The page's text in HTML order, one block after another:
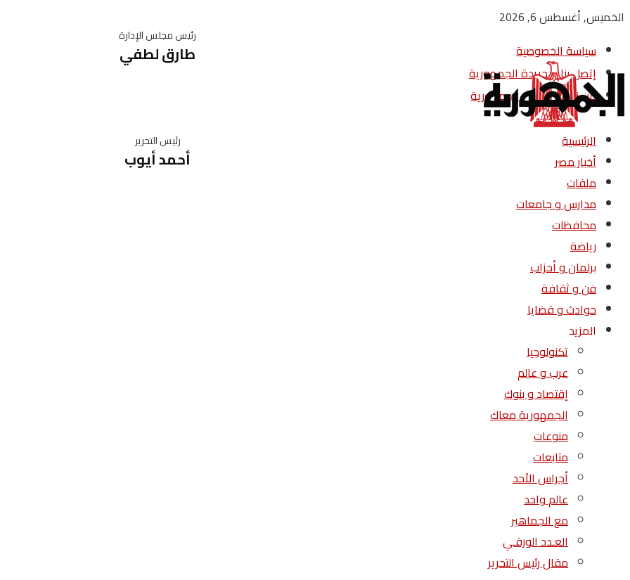
الخميس, أغسطس 6, 2026
سياسة الخصوصية
إتصل بنا – جريدة الجمهورية
من نحن – جريدة الجمهورية
رئيس مجلس الإدارة
طارق لطفي
رئيس التحرير
أحمد أيوب
الرئيسية
أخبار مصر
ملفات
مدارس و جامعات
محافظات
رياضة
برلمان و أحزاب
فن و ثقافة
حوادث و قضايا
المزيد
تكنولوجيا
عرب و عالم
إقتصاد و بنوك
الجمهورية معاك
منوعات
متابعات
أجراس الأحد
عالم واحد
مع الجماهير
العـدد الورقـي
مقال رئيس التحرير